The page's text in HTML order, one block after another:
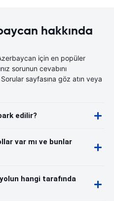
hakkında
için en popüler
sorunun cevabını
sayfasına göz atın veya
edilir?
var mı ve bunlar
hangi tarafında